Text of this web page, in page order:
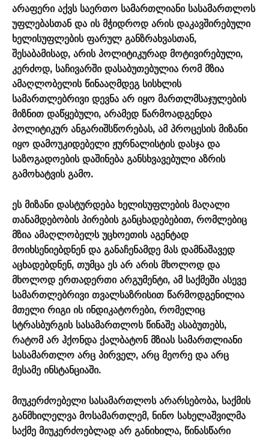
არაფერი აქვს საერთო სამართლიანი სასამართლოს
უფლებასთან და ის მჭიდროდ არის დაკავშირებული
ხელისუფლების ფარულ განზრახვასთან,
შესაბამისად, არის პოლიტიკურად მოტივირებული,
კერძოდ, საჩივარში დასაბუთებულია რომ მზია
ამაღლობელის წინააღმდეგ სისხლის
სამართლებრივი დევნა არ იყო მართლმსაჯულების
მიზნით დაწყებული, არამედ წარმოადგენდა
პოლიტიკურ ანგარიშსწორებას, ამ პროცესის მიზანი
იყო დამოუკიდებელი ჟურნალისტის დასჯა და
საზოგადოების დაშინება განსხვავებული აზრის
გამოხატვის გამო.
ეს მიზანი დასტურდება ხელისუფლების მაღალი
თანამდებობის პირების განცხადებებით, რომლებიც
მზია ამაღლობელს უცხოეთის აგენტად
მოიხსენიებდნენ და განაჩენამდე მას დამნაშავედ
აცხადებდნენ, თუმცა ეს არ არის მხოლოდ და
მხოლოდ ერთადერთი არგუმენტი, ამ საქმეში ასევე
სამართლებრივი თვალსაზრისით წარმოდგენილია
მთელი რიგი ის ინდიკატორები, რომელიც
სტრასბურგის სასამართლოს წინაშე ასაბუთებს,
რატომ არ ჰქონდა ქალბატონ მზიას სამართლიანი
სასამართლო არც პირველ, არც მეორე და არც
მესამე ინსტანციაში.
მიუკერძოებელი სასამართლოს არარსებობა, საქმის
განმხილელვა მოსამართლემ, ნინო სახელაშვილმა
საქმე მიუკერძოებლად არ განიხილა, წინასწარი